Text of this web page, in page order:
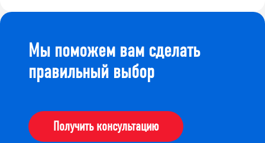
Мы поможем вам сделать
правильный выбор
Получить консультацию